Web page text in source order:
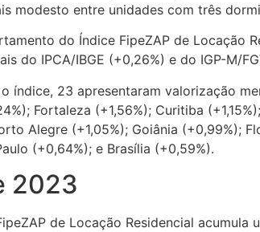
modesto entre unidades com três
do Índice FipeZAP de Locação
do IPCA/IBGE (+0,26%) e do IGP-M/
índice, 23 apresentaram valorização
Fortaleza (+1,56%); Curitiba
Alegre (+1,05%); Goiânia (+0,99%);
(+0,64%); e Brasília (+0,59%).
2023
de Locação Residencial acumula